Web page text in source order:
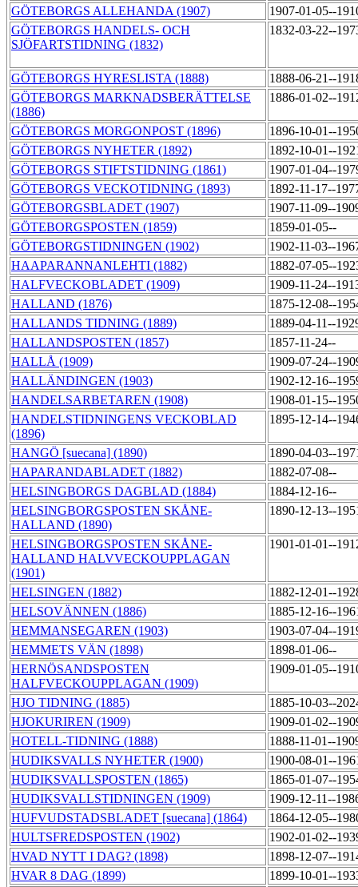
GÖTEBORGS ALLEHANDA (1907)
1907-01-05--
GÖTEBORGS HANDELS- OCH
SJÖFARTSTIDNING (1832)
1832-03-22--
GÖTEBORGS HYRESLISTA (1888)
1888-06-21--
GÖTEBORGS MARKNADSBERÄTTELSE
(1886)
1886-01-02--
GÖTEBORGS MORGONPOST (1896)
1896-10-01--
GÖTEBORGS NYHETER (1892)
1892-10-01--
GÖTEBORGS STIFTSTIDNING (1861)
1907-01-04--
GÖTEBORGS VECKOTIDNING (1893)
1892-11-17--
GÖTEBORGSBLADET (1907)
1907-11-09--
GÖTEBORGSPOSTEN (1859)
1859-01-05--
GÖTEBORGSTIDNINGEN (1902)
1902-11-03--
HAAPARANNANLEHTI (1882)
1882-07-05--
HALFVECKOBLADET (1909)
1909-11-24--
HALLAND (1876)
1875-12-08--
HALLANDS TIDNING (1889)
1889-04-11--
HALLANDSPOSTEN (1857)
1857-11-24--
HALLÅ (1909)
1909-07-24--
HALLÄNDINGEN (1903)
1902-12-16--
HANDELSARBETAREN (1908)
1908-01-15--
HANDELSTIDNINGENS VECKOBLAD
(1896)
1895-12-14--
HANGÖ [suecana] (1890)
1890-04-03--
HAPARANDABLADET (1882)
1882-07-08--
HELSINGBORGS DAGBLAD (1884)
1884-12-16--
HELSINGBORGSPOSTEN SKÅNE-
HALLAND (1890)
1890-12-13--
HELSINGBORGSPOSTEN SKÅNE-
HALLAND HALVVECKOUPPLAGAN
(1901)
1901-01-01--
HELSINGEN (1882)
1882-12-01--
HELSOVÄNNEN (1886)
1885-12-16--
HEMMANSEGAREN (1903)
1903-07-04--
HEMMETS VÄN (1898)
1898-01-06--
HERNÖSANDSPOSTEN
HALFVECKOUPPLAGAN (1909)
1909-01-05--
HJO TIDNING (1885)
1885-10-03--
HJOKURIREN (1909)
1909-01-02--
HOTELL-TIDNING (1888)
1888-11-01--
HUDIKSVALLS NYHETER (1900)
1900-08-01--
HUDIKSVALLSPOSTEN (1865)
1865-01-07--
HUDIKSVALLSTIDNINGEN (1909)
1909-12-11--
HUFVUDSTADSBLADET [suecana] (1864)
1864-12-05--
HULTSFREDSPOSTEN (1902)
1902-01-02--
HVAD NYTT I DAG? (1898)
1898-12-07--
HVAR 8 DAG (1899)
1899-10-01--